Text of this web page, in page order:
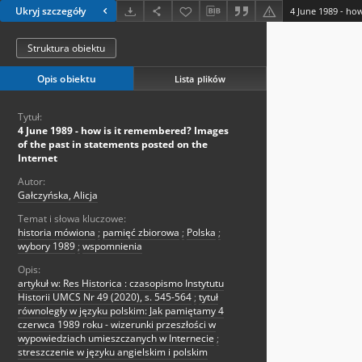
Ukryj szczegóły
Struktura obiektu
Opis obiektu Lista plików
Tytuł:
4 June 1989 - how is it remembered? Images
of the past in statements posted on the
Internet
Autor:
Gałczyńska, Alicja
Temat i słowa kluczowe:
historia mówiona ; pamięć zbiorowa ; Polska ;
wybory 1989 ; wspomnienia
Opis:
artykuł w: Res Historica : czasopismo Instytutu
Historii UMCS Nr 49 (2020), s. 545-564 ; tytuł
równoległy w języku polskim: Jak pamiętamy 4
czerwca 1989 roku - wizerunki przeszłości w
wypowiedziach umieszczanych w Internecie ;
streszczenie w języku angielskim i polskim